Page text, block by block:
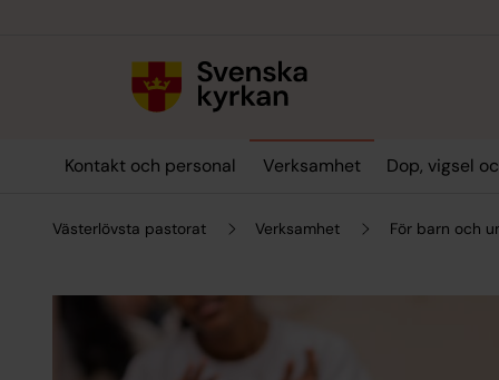
Kontakt och personal Verksamhet Dop, vigsel
Västerlövsta pastorat Verksamhet För barn och